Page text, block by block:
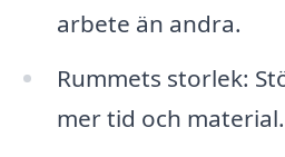
arbete än andra.
Rummets storlek:
mer tid och material.